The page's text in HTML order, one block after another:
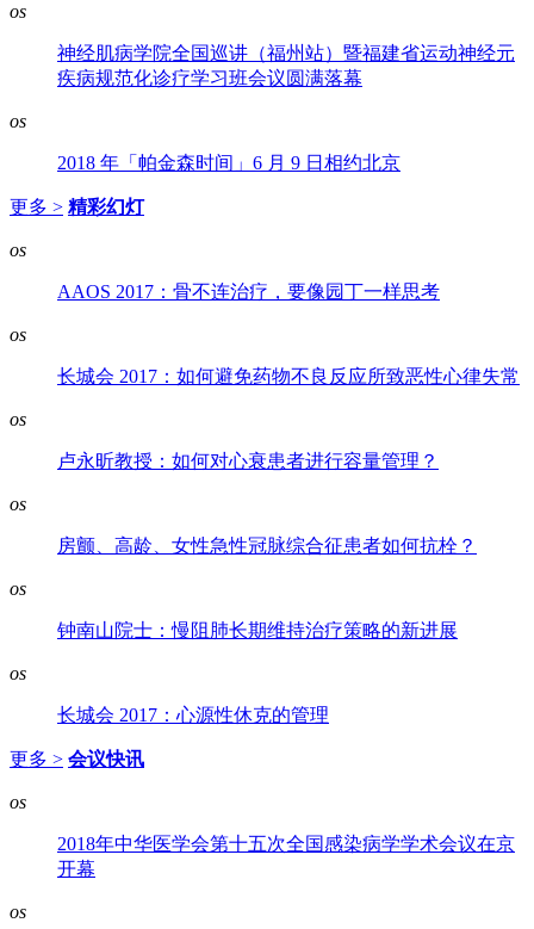
os
神经肌病学院全国巡讲（福州站）暨福建省运动神经元
疾病规范化诊疗学习班会议圆满落幕
os
2018 年「帕金森时间」6 月 9 日相约北京
更多 > 精彩幻灯
os
AAOS 2017：骨不连治疗，要像园丁一样思考
os
长城会 2017：如何避免药物不良反应所致恶性心律失常
os
卢永昕教授：如何对心衰患者进行容量管理？
os
房颤、高龄、女性急性冠脉综合征患者如何抗栓？
os
钟南山院士：慢阻肺长期维持治疗策略的新进展
os
长城会 2017：心源性休克的管理
更多 > 会议快讯
os
2018年中华医学会第十五次全国感染病学学术会议在京
开幕
os